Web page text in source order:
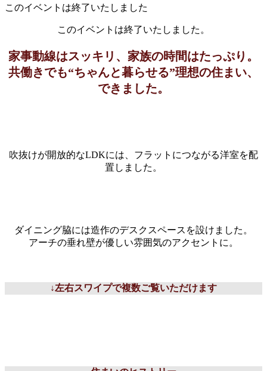
このイベントは終了いたしました
このイベントは終了いたしました。
家事動線はスッキリ、家族の時間はたっぷり。
共働きでも“ちゃんと暮らせる”理想の住まい、
できました。
吹抜けが開放的なLDKには、フラットにつながる洋室を配
置しました。
ダイニング脇には造作のデスクスペースを設けました。
アーチの垂れ壁が優しい雰囲気のアクセントに。
↓左右スワイプで複数ご覧いただけます